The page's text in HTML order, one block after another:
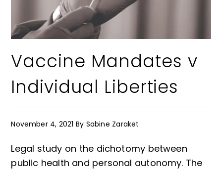
Vaccine Mandates v
Individual Liberties
November 4, 2021 By Sabine Zaraket
Legal study on the dichotomy between
public health and personal autonomy. The